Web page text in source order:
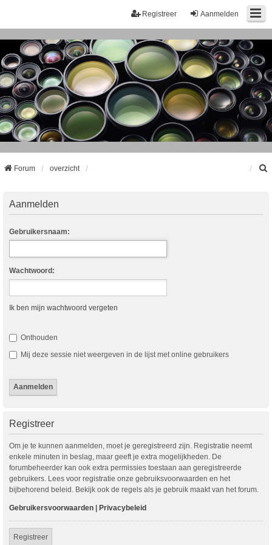
Aanmelden
Registreer
Forum overzicht
Aanmelden
Gebruikersnaam:
Wachtwoord:
Ik ben mijn wachtwoord vergeten
Onthouden
Mij deze sessie niet weergeven in de lijst met online gebruikers
Registreer
Om je te kunnen aanmelden, moet je geregistreerd zijn. Registratie neemt
enkele minuten in beslag, maar geeft je extra mogelijkheden. De
forumbeheerder kan ook extra permissies toestaan aan geregistreerde
gebruikers. Lees voor registratie onze gebruiksvoorwaarden en het
bijbehorend beleid. Bekijk ook de regels als je gebruik maakt van het forum.
Gebruikersvoorwaarden | Privacybeleid
Registreer